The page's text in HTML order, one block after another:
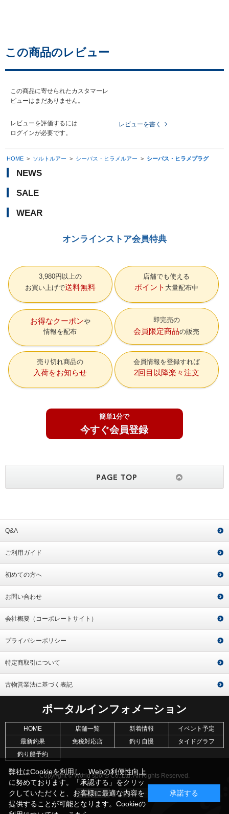
この商品のレビュー
この商品に寄せられたカスタマーレ
ビューはまだありません。
レビューを評価するには
ログインが必要です。
レビューを書く
HOME > ソルトルアー > シーバス・ヒラメルアー > シーバス・ヒラメプラグ
NEWS
SALE
WEAR
オンラインストア会員特典
3,980円以上の
お買い上げで送料無料
店舗でも使える
ポイント 大量配布中
お得なクーポン
情報を配布
即完売の
会員限定商品の販売
売り切れ商品の
入荷をお知らせ
会員情報を登録すれば
2回目以降楽々注文
簡単1分で
今すぐ会員登録
Q&A
ご利用ガイド
初めての方へ
お問い合わせ
会社概要（コーポレートサイト）
プライバシーポリシー
特定商取引について
古物営業法に基づく表記
ポータルインフォメーション
HOME 店舗一覧 新着情報
イベント予定
最新釣果
免税対応店 釣り自慢
タイドグラフ
釣り船予約
Copyright © World sports Co.,Ltd. All Rights Reserved.
弊社はCookieを利用し、Webの利便性向上
に努めております。「承認する」をクリッ
クしていただくと、お客様に最適な内容を
提供することが可能となります。Cookieの
承諾する